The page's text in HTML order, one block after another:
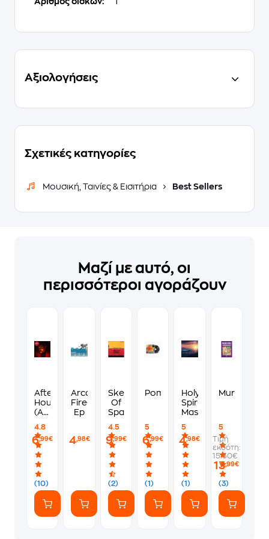
Αξιολογήσεις
Σχετικές κατηγορίες
Μουσική, Ταινίες & Εισιτήρια Best Sellers
Μαζί με αυτό, οι
περισσότεροι αγοράζουν
After
Hours
(Alternate
4.8
(10)
6,99€
Arcade
Fire-
Ep
4,98€
Sketches
Of
Spain
4.5
(2)
9,99€
Pomegranate
5
(1)
6,99€
Holy
Spirit
Mass
5
(1)
4,98€
Murdoku
5
(3)
Τιμή
εκδότη:
15.50€
13,99€